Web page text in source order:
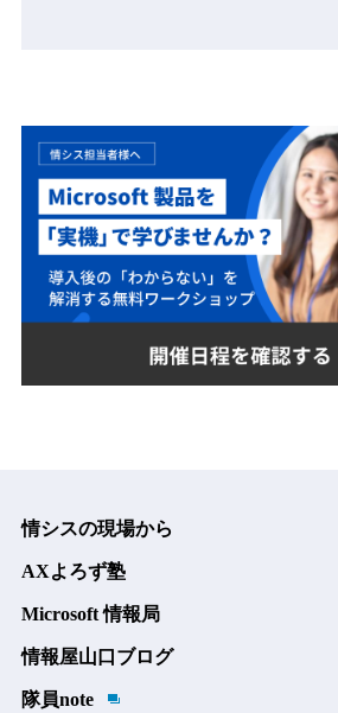
情シスの現場から
AXよろず塾
Microsoft 情報局
情報屋山口ブログ
隊員note